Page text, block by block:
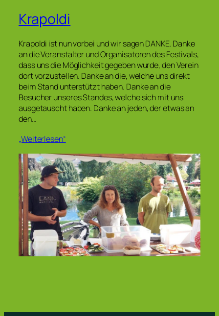
Krapoldi
Krapoldi ist nun vorbei und wir sagen DANKE. Danke
an die Veranstalter und Organisatoren des Festivals,
dass uns die Möglichkeit gegeben wurde, den Verein
dort vorzustellen. Danke an die, welche uns direkt
beim Stand unterstützt haben. Danke an die
Besucher unseres Standes, welche sich mit uns
ausgetauscht haben. Danke an jeden, der etwas an
den…
„Weiterlesen“